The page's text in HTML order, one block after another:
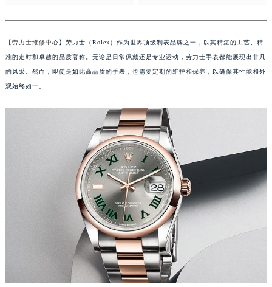
【劳力士维修中心】劳力士（Rolex）作为世界顶级制表品牌之一，以其精湛的工艺、精
准的走时和卓越的品质著称。无论是日常佩戴还是专业运动，劳力士手表都能展现出非凡
的风采。然而，即使是如此高品质的手表，也需要定期的维护和保养，以确保其性能和外
观始终如一。